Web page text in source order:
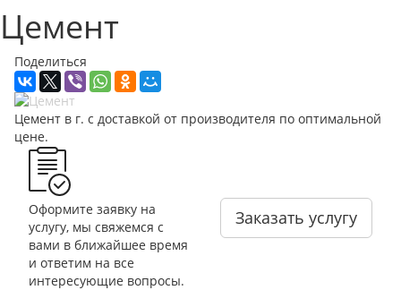
Цемент
Поделиться
Цемент в г. с доставкой от производителя по оптимальной
цене.
Оформите заявку на
услугу, мы свяжемся с
вами в ближайшее время
и ответим на все
интересующие вопросы.
Заказать услугу